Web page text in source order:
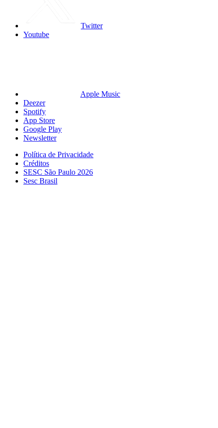
Twitter
Youtube
Apple Music
Deezer
Spotify
App Store
Google Play
Newsletter
Política de Privacidade
Créditos
SESC São Paulo 2026
Sesc Brasil